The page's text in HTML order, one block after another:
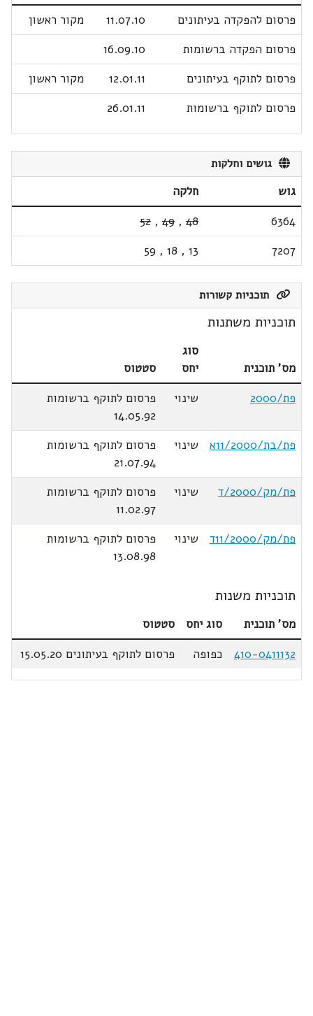
פרסום להפקדה בעיתונים
11.07.10
מקור ראשון
פרסום הפקדה ברשומות
16.09.10
פרסום לתוקף בעיתונים
12.01.11
מקור ראשון
פרסום לתוקף ברשומות
26.01.11
גושים וחלקות
גוש
חלקה
6364
48
,
49
,
52
7207
13
,
18
,
59
תוכניות קשורות
תוכניות משתנות
מס' תוכנית
סוג
יחס
סטטוס
פת/2000
שינוי
פרסום לתוקף ברשומות
14.05.92
פת/בת/11/2000א
שינוי
פרסום לתוקף ברשומות
21.07.94
פת/מק/2000/ד
שינוי
פרסום לתוקף ברשומות
11.02.97
פת/מק/11/2000ד
שינוי
פרסום לתוקף ברשומות
13.08.98
תוכניות משנות
מס' תוכנית סוג יחס
סטטוס
410-0411132
כפופה פרסום לתוקף בעיתונים 15.05.20